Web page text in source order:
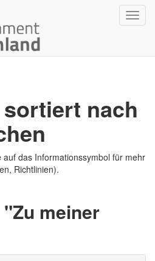
nach
auf das Informationssymbol für mehr
Richtlinien).
meiner